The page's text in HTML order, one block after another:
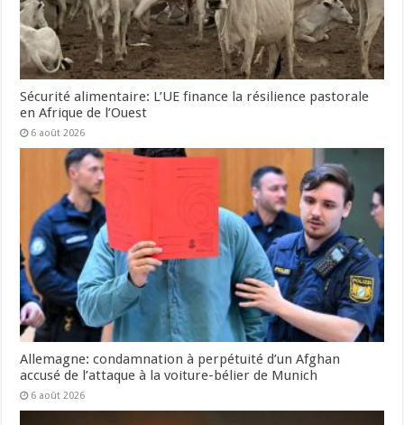
Sécurité alimentaire: L’UE finance la résilience pastorale
en Afrique de l’Ouest
6 août 2026
Allemagne: condamnation à perpétuité d’un Afghan
accusé de l’attaque à la voiture-bélier de Munich
6 août 2026